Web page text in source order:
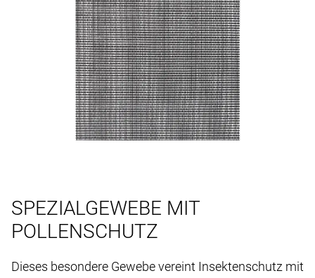
SPEZIALGEWEBE MIT
POLLENSCHUTZ
Dieses besondere Gewebe vereint Insektenschutz mit